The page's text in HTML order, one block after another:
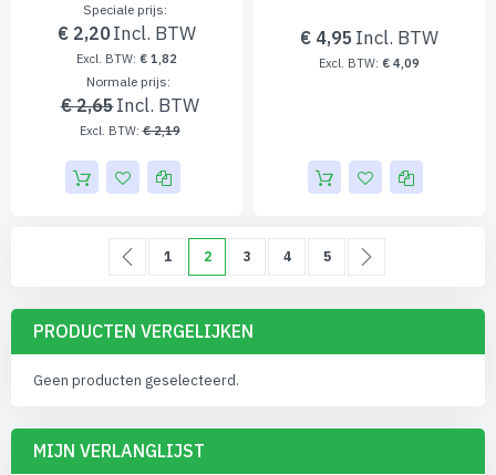
Speciale prijs
€ 2,20
€ 1,82
Normale prijs
€ 2,65
€ 2,19
€ 4,95
€ 4,09
Pagina Pagina
VorigePagina
1 U lees momenteel pagina
2 Pagina
3 Pagina
4 Pagina
5
PRODUCTEN VERGELIJKEN
Geen producten geselecteerd.
MIJN VERLANGLIJST